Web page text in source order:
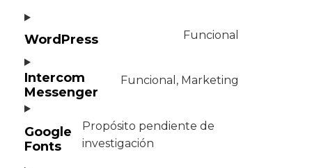
WordPress Funcional
Intercom
Messenger
Funcional, Marketing
Google
Fonts
Propósito pendiente de
investigación